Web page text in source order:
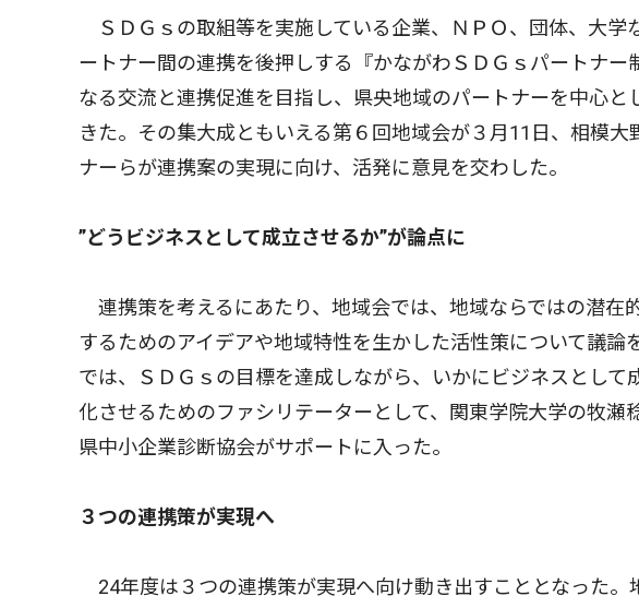
ＳＤＧｓの取組等を実施している企業、ＮＰＯ、団体、大学
ートナー間の連携を後押しする『かながわＳＤＧｓパートナ
なる交流と連携促進を目指し、県央地域のパートナーを中心
きた。その集大成ともいえる第６回地域会が３月11日、相模
ナーらが連携案の実現に向け、活発に意見を交わした。
”どうビジネスとして成立させるか”が論点に
連携策を考えるにあたり、地域会では、地域ならではの潜在
するためのアイデアや地域特性を生かした活性策について議論
では、ＳＤＧｓの目標を達成しながら、いかにビジネスとし
化させるためのファシリテーターとして、関東学院大学の牧瀬
県中小企業診断協会がサポートに入った。
３つの連携策が実現へ
24年度は３つの連携策が実現へ向け動き出すこととなった。